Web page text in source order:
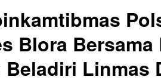
Blora
Beladiri Linmas